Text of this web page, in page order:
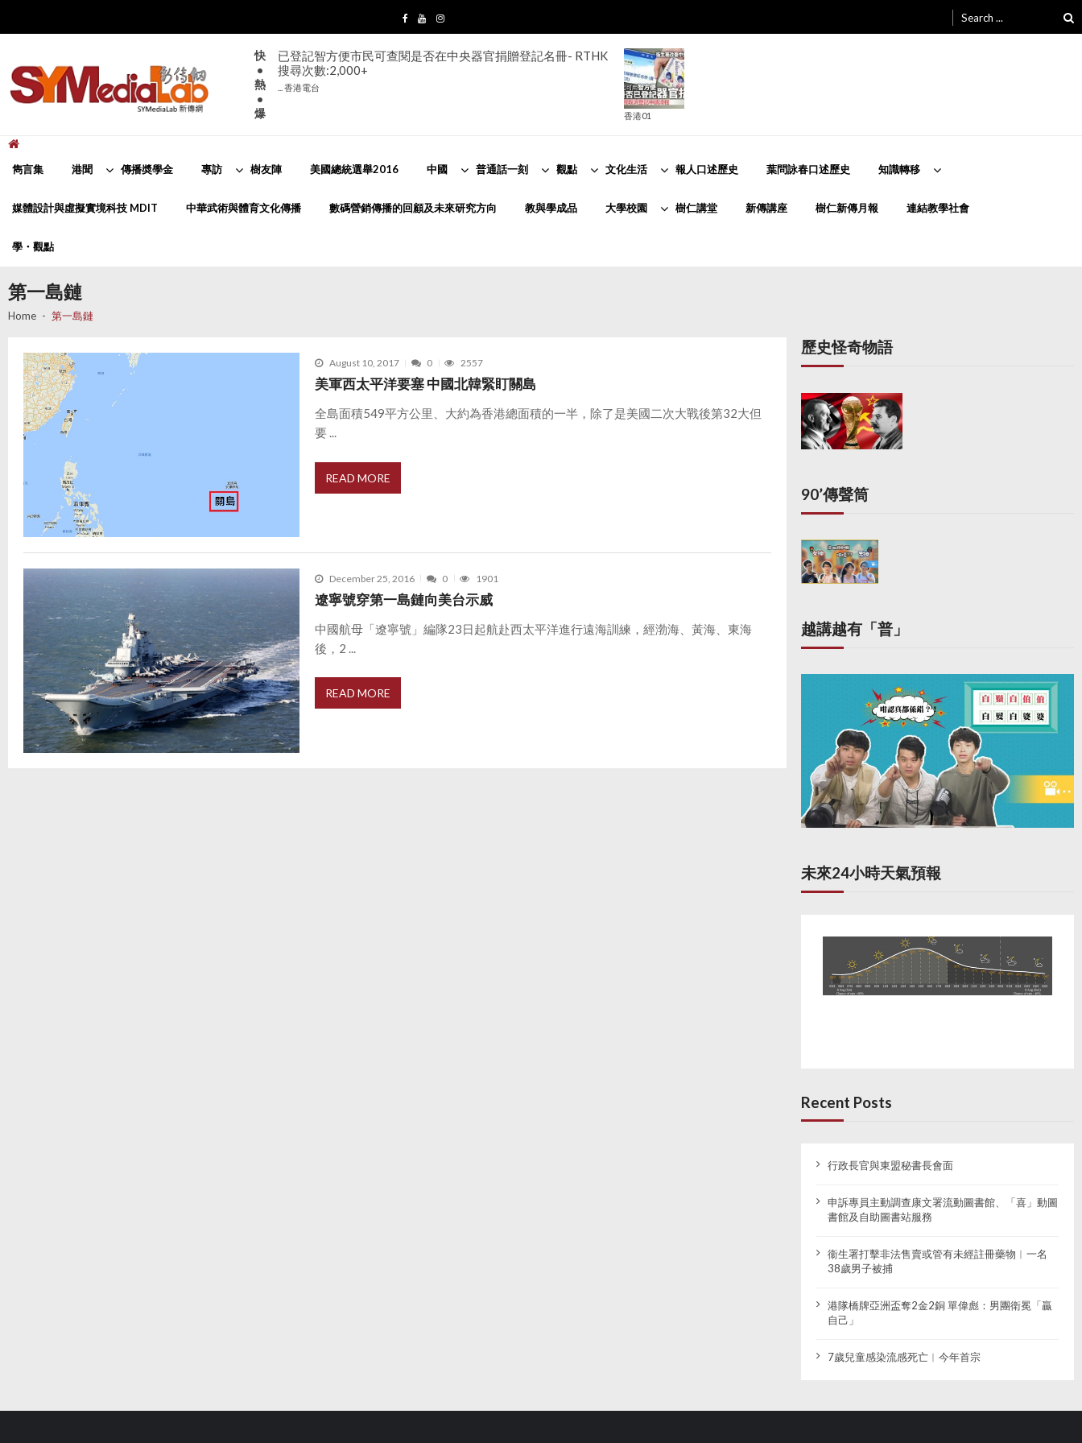
navigation
content
for:
快
•
熱
•
爆
已登記智方便市民可查閱是否在中央器官捐贈登記名冊- RTHK
搜尋次數:2,000+
... 香港電台
香港01
雋言集 港聞 傳播奬學金 專訪 樹友陣 美國總統選舉2016 中國 普通話一刻 觀點 文化生活 報人口述歷史 葉問詠春口述歷史 知識轉移
媒體設計與虛擬實境科技 MDIT 中華武術與體育文化傳播 數碼營銷傳播的回顧及未來研究方向 教與學成品 大學校園 樹仁講堂 新傳講座 樹仁新傳月報 連結教學社會
學・觀點
第一島鏈
Home 第一島鏈
August 10, 2017 0 2557
美軍西太平洋要塞 中國北韓緊盯關島
全島面積549平方公里、大約為香港總面積的一半，除了是美國二次大戰後第32大但
要 ...
READ MORE
December 25, 2016 0 1901
遼寧號穿第一島鏈向美台示威
中國航母「遼寧號」編隊23日起航赴西太平洋進行遠海訓練，經渤海、黃海、東海
後，2 ...
READ MORE
歷史怪奇物語
90’傳聲筒
越講越有「普」
未來24小時天氣預報
Recent Posts
行政長官與東盟秘書長會面
申訴專員主動調查康文署流動圖書館、「喜」動圖
書館及自助圖書站服務
衞生署打擊非法售賣或管有未經註冊藥物︱一名
38歲男子被捕
港隊橋牌亞洲盃奪2金2銅 單偉彪：男團衛冕「贏
自己」
7歲兒童感染流感死亡︱今年首宗